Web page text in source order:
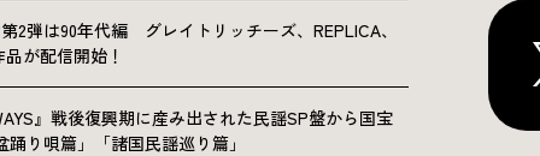
2弾は90年代編 グレイトリッチーズ、REPLICA、
が配信開始！
』戦後復興期に産み出された民謡SP盤から国宝
り唄篇」「諸国民謡巡り篇」